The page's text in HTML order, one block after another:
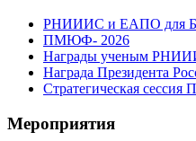
РНИИИС и ЕАПО для
ПМЮФ- 2026
Награды ученым
Награда Президента
Стратегическая сессия
Мероприятия